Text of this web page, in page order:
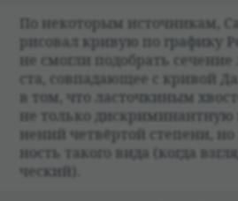
По неко­то­рым источ­ни­кам,
рисо­вал кри­вую по графику
не смогли подо­брать сече­ние
ста, совпа­дающее с кри­вой
в том, что ласточ­ки­ным
не только дис­кри­ми­нант­ную
не­ний чет­вёр­той степени, но
ность такого вида (когда
че­ский).